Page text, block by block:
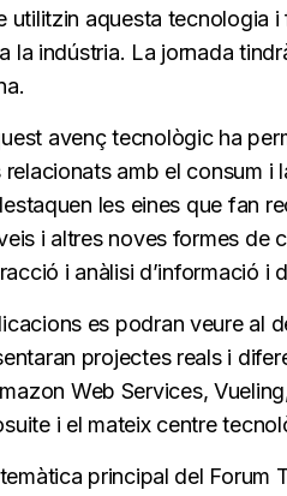
utilitzin aquesta tecnologia
la indústria. La jornada
avenç tecnològic ha
amb el consum i
les eines que fan
i altres noves formes de
i anàlisi d’informació i
es podran veure al
projectes reals i
Web Services,
i el mateix centre
principal del Forum